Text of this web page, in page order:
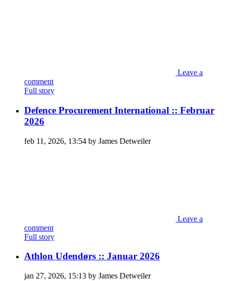
Leave a
comment
Full story
Defence Procurement International :: Februar
2026
feb 11, 2026, 13:54 by James Detweiler
Leave a
comment
Full story
Athlon Udendørs :: Januar 2026
jan 27, 2026, 15:13 by James Detweiler